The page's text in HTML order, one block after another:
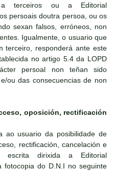
terceiros ou a Editorial
persoais doutra persoa, ou os
sexan falsos, erróneos, non
Igualmente, o usuario que
terceiro, responderá ante este
no artigo 5.4 da LOPD
persoal non teñan sido
ou das consecuencias de non
oposición, rectificación
ao usuario da posibilidade de
rectificación, cancelación e
escrita dirixida a Editorial
fotocopia do D.N.I no seguinte